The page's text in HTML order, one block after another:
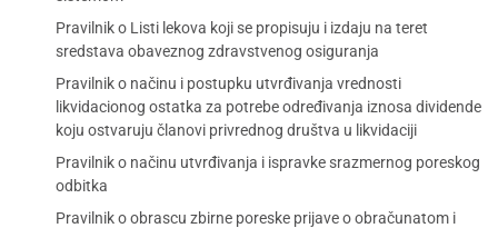
Pravilnik o Listi lekova koji se propisuju i izdaju na teret
sredstava obaveznog zdravstvenog osiguranja
Pravilnik o načinu i postupku utvrđivanja vrednosti
likvidacionog ostatka za potrebe određivanja iznosa dividende
koju ostvaruju članovi privrednog društva u likvidaciji
Pravilnik o načinu utvrđivanja i ispravke srazmernog poreskog
odbitka
Pravilnik o obrascu zbirne poreske prijave o obračunatom i